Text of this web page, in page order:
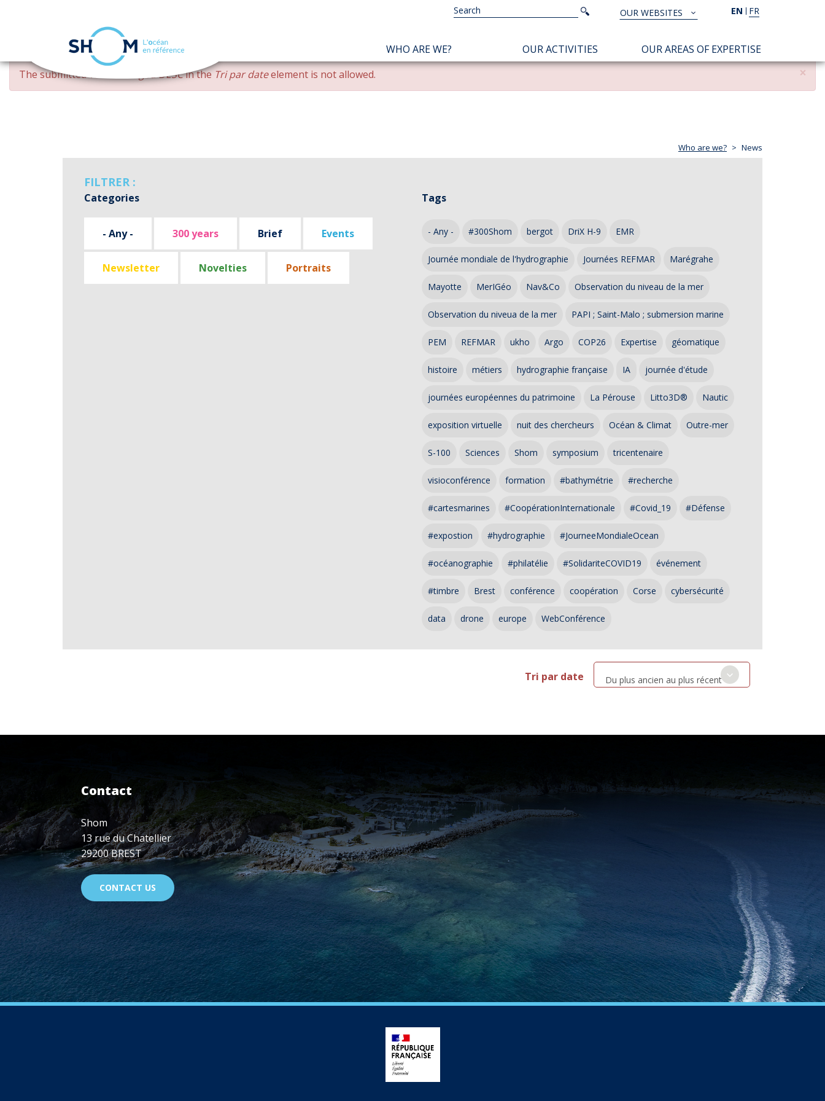
Skip
main
EN FR
TOUS
NOS
SITES
OUR WEBSITES
Search
Search
NAVIGATION
PRINCIPALE
WHO ARE WE? OUR ACTIVITIES OUR AREAS OF EXPERTISE
×
ERROR
MESSAGE
The submitted value changed DESCin theTri par dateelement is not allowed.
Who are we? News
FILTRER :
Categories
- Any - 300 years Brief Events
Newsletter Novelties Portraits
Tags
- Any - #300Shom bergot DriX H-9 EMR
Journée mondiale de l'hydrographie Journées REFMAR Marégrahe
Mayotte MerIGéo Nav&Co Observation du niveau de la mer
Observation du niveua de la mer PAPI ; Saint-Malo ; submersion marine
PEM REFMAR ukho Argo COP26 Expertise géomatique
histoire métiers hydrographie française IA journée d'étude
journées européennes du patrimoine La Pérouse Litto3D® Nautic
exposition virtuelle nuit des chercheurs Océan & Climat Outre-mer
S-100 Sciences Shom symposium tricentenaire
visioconférence formation #bathymétrie #recherche
#cartesmarines #CoopérationInternationale #Covid_19 #Défense
#expostion #hydrographie #JourneeMondialeOcean
#océanographie #philatélie #SolidariteCOVID19 événement
#timbre Brest conférence coopération Corse cybersécurité
data drone europe WebConférence
Tri par date Du plus ancien au plus récent
Contact
Shom
13 rue du Chatellier
29200 BREST
CONTACT US